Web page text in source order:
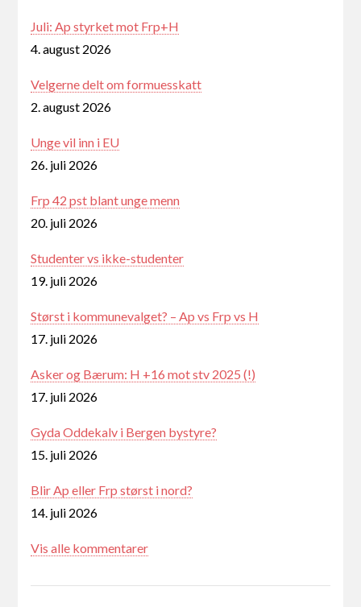
Juli: Ap styrket mot Frp+H
4. august 2026
Velgerne delt om formuesskatt
2. august 2026
Unge vil inn i EU
26. juli 2026
Frp 42 pst blant unge menn
20. juli 2026
Studenter vs ikke-studenter
19. juli 2026
Størst i kommunevalget? – Ap vs Frp vs H
17. juli 2026
Asker og Bærum: H +16 mot stv 2025 (!)
17. juli 2026
Gyda Oddekalv i Bergen bystyre?
15. juli 2026
Blir Ap eller Frp størst i nord?
14. juli 2026
Vis alle kommentarer